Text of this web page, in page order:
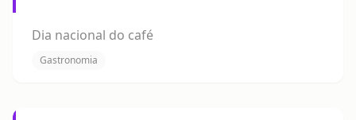
Dia nacional do café
Gastronomia